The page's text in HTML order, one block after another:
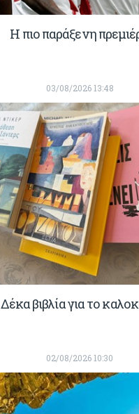
H πιο παράξενη
03/08/2026 13:48
Δέκα βιβλία για το
02/08/2026 10:30